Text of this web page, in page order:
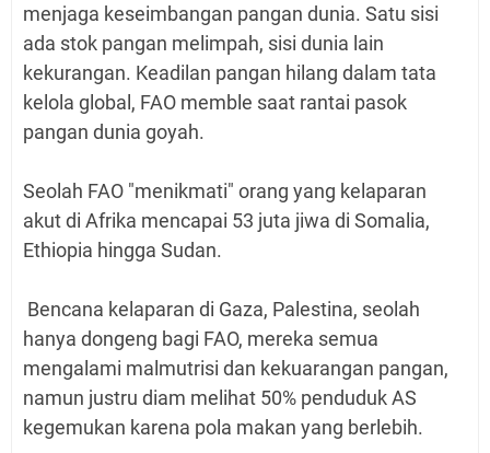
menjaga keseimbangan pangan dunia. Satu sisi
ada stok pangan melimpah, sisi dunia lain
kekurangan. Keadilan pangan hilang dalam tata
kelola global, FAO memble saat rantai pasok
pangan dunia goyah.
Seolah FAO "menikmati" orang yang kelaparan
akut di Afrika mencapai 53 juta jiwa di Somalia,
Ethiopia hingga Sudan.
Bencana kelaparan di Gaza, Palestina, seolah
hanya dongeng bagi FAO, mereka semua
mengalami malmutrisi dan kekuarangan pangan,
namun justru diam melihat 50% penduduk AS
kegemukan karena pola makan yang berlebih.